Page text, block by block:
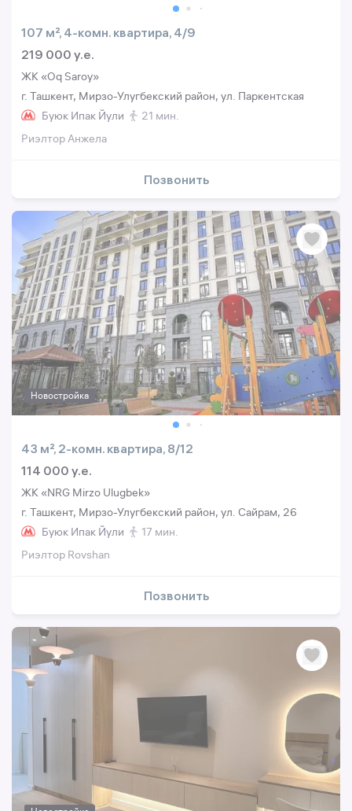
107 м², 4-комн. квартира, 4/9
219 000 y.e.
ЖК «Oq Saroy»
г. Ташкент, Мирзо-Улугбекский район, ул. Паркентская
Буюк Ипак Йули
21 мин.
Риэлтор Анжела
Позвонить
Новостройка
43 м², 2-комн. квартира, 8/12
114 000 y.e.
ЖК «NRG Mirzo Ulugbek»
г. Ташкент, Мирзо-Улугбекский район, ул. Сайрам, 26
Буюк Ипак Йули
17 мин.
Риэлтор Rovshan
Позвонить